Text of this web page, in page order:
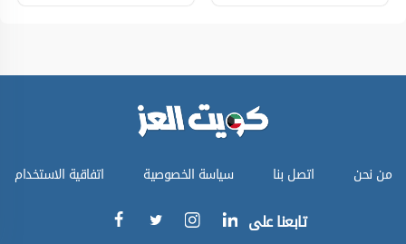
من نحن اتصل بنا سياسة الخصوصية اتفاقية الاستخدام
تابعنا على